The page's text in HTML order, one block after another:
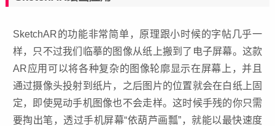
SketchAR的功能非常简单，原理跟小时候的字帖几乎一
样，只不过我们临摹的图像从纸上搬到了电子屏幕。这款
AR应用可以将各种复杂的图像轮廓显示在屏幕上，并且
通过摄像头投射到纸片，之后图片的位置就会在白纸上固
定，即使晃动手机图像也不会走样。这时候手残的你只需
要掏出笔，透过手机屏幕“依葫芦画瓢”，就能以最快速度